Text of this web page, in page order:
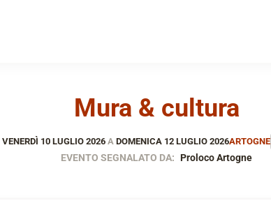
Mura & cultura
VENERDÌ 10 LUGLIO 2026 ADOMENICA 12 LUGLIO 2026ARTOGNE
EVENTO SEGNALATO DA: Proloco Artogne